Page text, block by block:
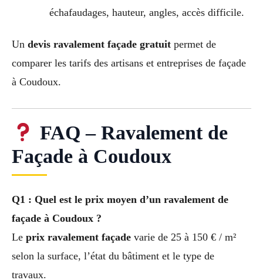
échafaudages, hauteur, angles, accès difficile.
Un devis ravalement façade gratuit permet de
comparer les tarifs des artisans et entreprises de façade
à Coudoux.
FAQ – Ravalement de
Façade à Coudoux
Q1 : Quel est le prix moyen d’un ravalement de
façade à Coudoux ?
Le prix ravalement façade varie de 25 à 150 € / m²
selon la surface, l’état du bâtiment et le type de
travaux.